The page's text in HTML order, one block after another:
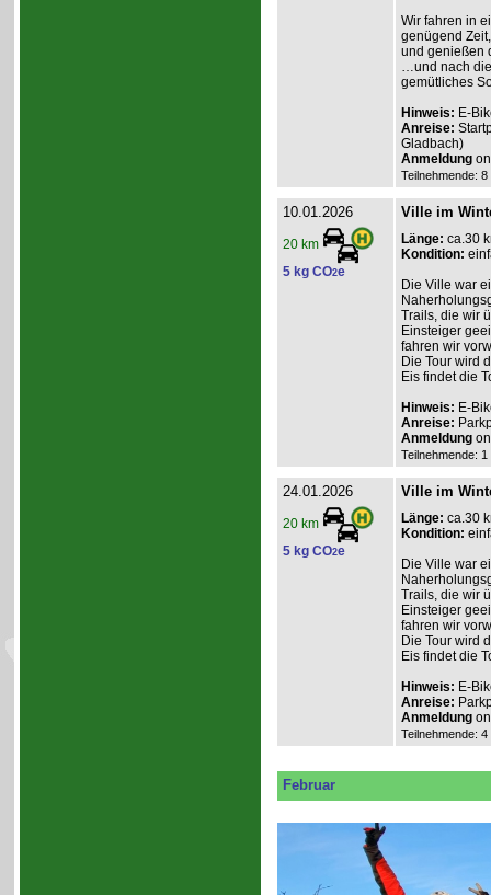
Wir fahren in
genügend
und genießen
…und nach
gemütliches
Hinweis: E-
Anreise:
Gladbach)
Anmeldung
Teilnehmende:
10.01.2026
20 km
5 kg CO2e
Ville im
Länge: ca.30
Kondition:
Die Ville war
Trails, die wir
Einsteiger
fahren wir
Die Tour wird
Eis findet die
Hinweis: E-
Anreise:
Anmeldung
Teilnehmende:
24.01.2026
20 km
5 kg CO2e
Ville im
Länge: ca.30
Kondition:
Die Ville war
Trails, die wir
Einsteiger
fahren wir
Die Tour wird
Eis findet die
Hinweis: E-
Anreise:
Anmeldung
Teilnehmende:
Februar